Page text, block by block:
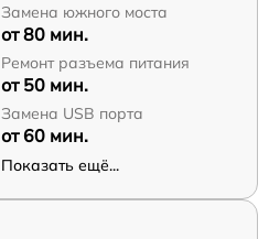
Замена южного моста
от 80 мин.
Ремонт разъема питания
от 50 мин.
Замена USB порта
от 60 мин.
Показать ещё...